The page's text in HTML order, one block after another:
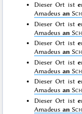
Dieser Ort ist
Amadeusan
Dieser Ort ist
Amadeusan
Dieser Ort ist
Amadeusan
Dieser Ort ist
Amadeusan
Dieser Ort ist
Amadeusan
Dieser Ort ist
Amadeusan